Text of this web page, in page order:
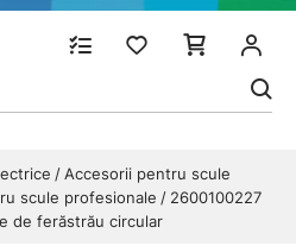
Accesorii pentru scule
scule profesionale
2600100227
de ferăstrău circular